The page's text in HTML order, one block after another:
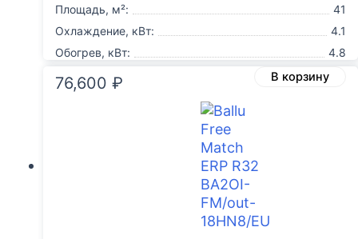
Площадь, м²:
41
Охлаждение, кВт:
4.1
Обогрев, кВт:
4.8
76,600 ₽ В корзину